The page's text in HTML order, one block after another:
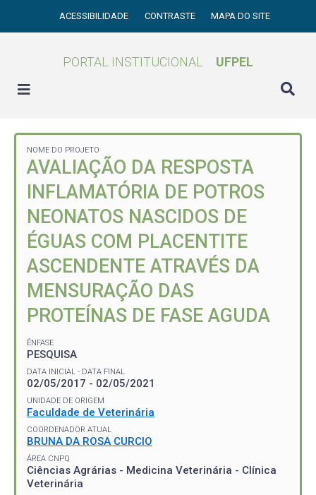
ACESSIBILIDADE CONTRASTE MAPA DO SITE
PORTAL INSTITUCIONAL UFPEL
NOME DO PROJETO
AVALIAÇÃO DA RESPOSTA
INFLAMATÓRIA DE POTROS
NEONATOS NASCIDOS DE
ÉGUAS COM PLACENTITE
ASCENDENTE ATRAVÉS DA
MENSURAÇÃO DAS
PROTEÍNAS DE FASE AGUDA
ÊNFASE
PESQUISA
DATA INICIAL - DATA FINAL
02/05/2017 - 02/05/2021
UNIDADE DE ORIGEM
Faculdade de Veterinária
COORDENADOR ATUAL
BRUNA DA ROSA CURCIO
ÁREA CNPQ
Ciências Agrárias - Medicina Veterinária - Clínica
Veterinária